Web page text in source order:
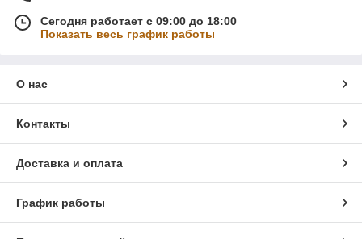
Сегодня работает с 09:00 до 18:00
Показать весь график работы
О нас
Контакты
Доставка и оплата
График работы